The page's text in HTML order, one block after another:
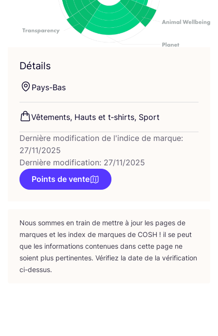
Détails
Pays-Bas
Vête­ments, Hauts et t‑shirts, Sport
Dernière modification de l'indice de marque:
27/11/2025
Dernière modification: 27/11/2025
Points de vente
Nous sommes en train de mettre à jour les pages de
marques et les index de marques de COSH ! il se peut
que les infor­ma­tions conte­nues dans cette page ne
soient plus per­ti­nentes. Véri­fiez la date de la véri­fi­ca­tion
ci-dessus.